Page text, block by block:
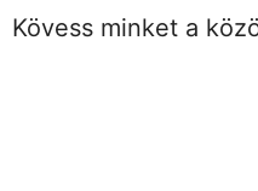
Kövess minket a